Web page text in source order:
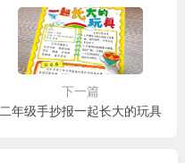
下一篇
二年级手抄报一起长大的玩具